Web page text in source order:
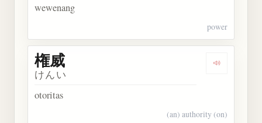
wewenang
power
Dengarkan
権威
けんい
otoritas
(an) authority (on)